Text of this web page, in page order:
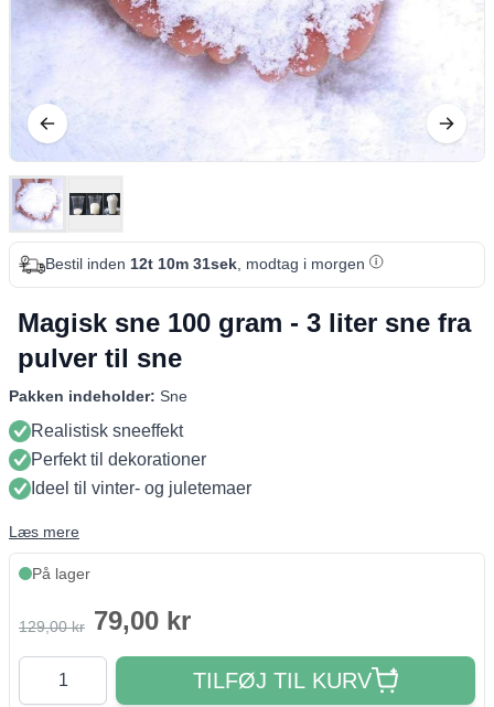
Bestil inden 12t 10m 30sek, modtag i morgen
Magisk sne 100 gram - 3 liter sne fra
pulver til sne
Pakken indeholder: Sne
Realistisk sneeffekt
Perfekt til dekorationer
Ideel til vinter- og juletemaer
Læs mere
På lager
129,00 kr 79,00 kr
Antal
TILFØJ TIL KURV